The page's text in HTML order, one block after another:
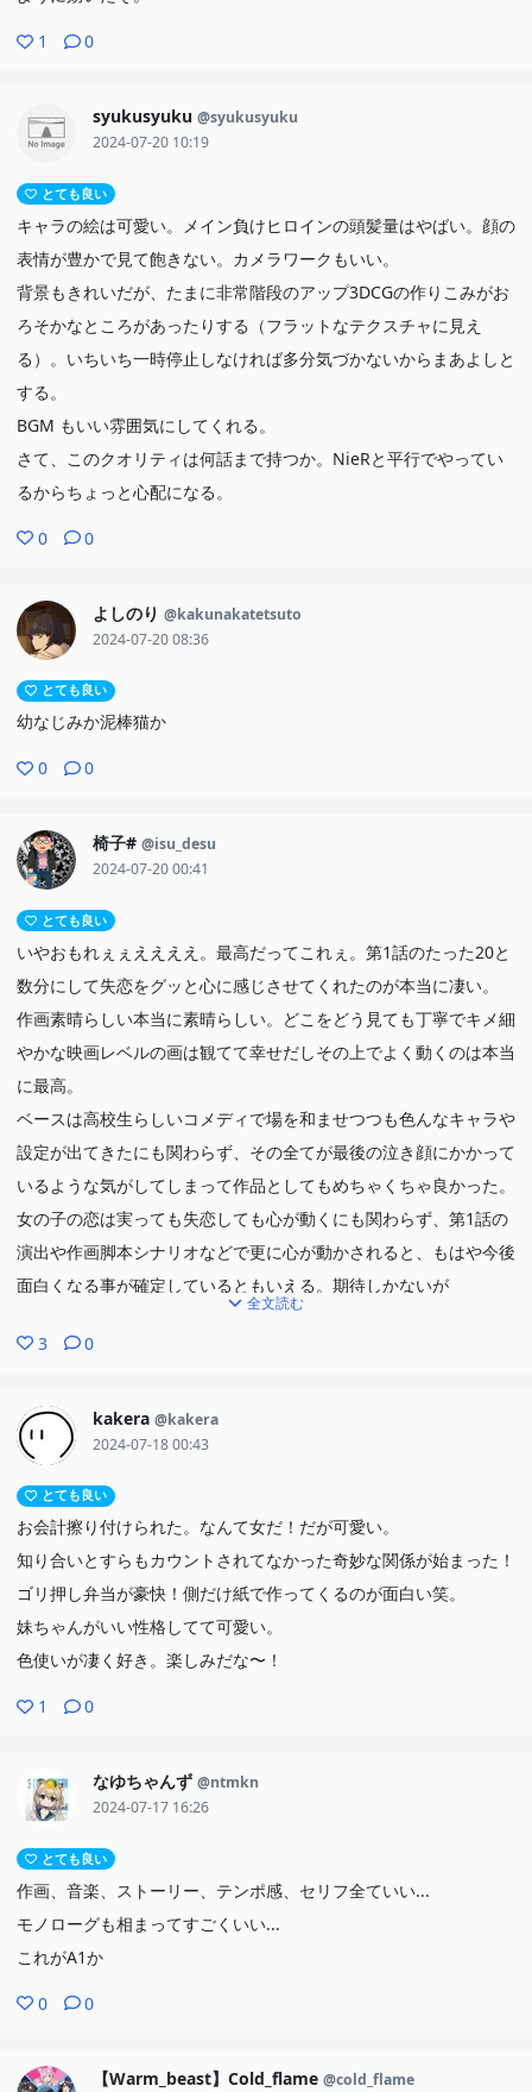
1 0
syukusyuku @syukusyuku
2024-07-20 10:19
とても良い
キャラの絵は可愛い。メイン負けヒロインの頭髪量はやばい。顔の
表情が豊かで見て飽きない。カメラワークもいい。
背景もきれいだが、たまに非常階段のアップ3DCGの作りこみがお
ろそかなところがあったりする（フラットなテクスチャに見え
る）。いちいち一時停止しなければ多分気づかないからまあよしと
する。
BGM もいい雰囲気にしてくれる。
さて、このクオリティは何話まで持つか。NieRと平行でやってい
るからちょっと心配になる。
0 0
よしのり @kakunakatetsuto
2024-07-20 08:36
とても良い
幼なじみか泥棒猫か
0 0
椅子# @isu_desu
2024-07-20 00:41
とても良い
いやおもれぇぇええええ。最高だってこれぇ。第1話のたった20と
数分にして失恋をグッと心に感じさせてくれたのが本当に凄い。
作画素晴らしい本当に素晴らしい。どこをどう見ても丁寧でキメ細
やかな映画レベルの画は観てて幸せだしその上でよく動くのは本当
に最高。
ベースは高校生らしいコメディで場を和ませつつも色んなキャラや
設定が出てきたにも関わらず、その全てが最後の泣き顔にかかって
いるような気がしてしまって作品としてもめちゃくちゃ良かった。
女の子の恋は実っても失恋しても心が動くにも関わらず、第1話の
演出や作画脚本シナリオなどで更に心が動かされると、もはや今後
面白くなる事が確定しているともいえる。期待しかないが
全文読む
3 0
kakera @kakera
2024-07-18 00:43
とても良い
お会計擦り付けられた。なんて女だ！だが可愛い。
知り合いとすらもカウントされてなかった奇妙な関係が始まった！
ゴリ押し弁当が豪快！側だけ紙で作ってくるのが面白い笑。
妹ちゃんがいい性格してて可愛い。
色使いが凄く好き。楽しみだな〜！
1 0
なゆちゃんず @ntmkn
2024-07-17 16:26
とても良い
作画、音楽、ストーリー、テンポ感、セリフ全ていい...
モノローグも相まってすごくいい...
これがA1か
0 0
【Warm_beast】Cold_flame @cold_flame